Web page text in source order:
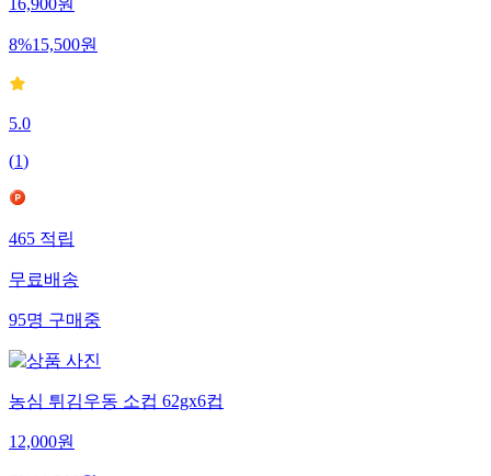
16,900원
8%15,500원
5.0
(1)
465적립
무료배송
95명구매중
농심 튀김우동 소컵 62gx6컵
12,000원